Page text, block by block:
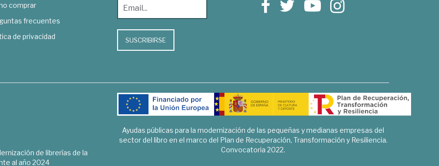
comprar
frecuentes
de privacidad
SUSCRIBIRSE
de librerías de la
al año 2024
Ayudas públicas para la modernización de las pequeñas y medianas empresas del
sector del libro en el marco del Plan de Recuperación, Transformación y Resiliencia.
Convocatoria 2022.